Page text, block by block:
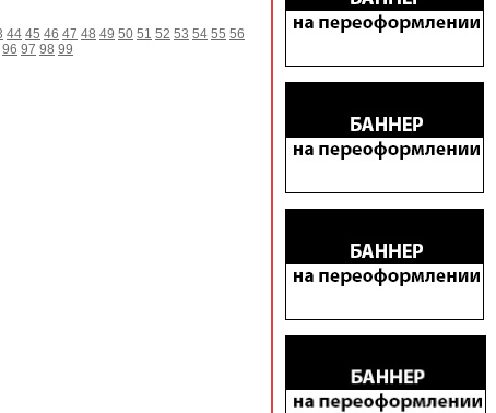
44 45 46 47 48 49 50 51 52 53 54 55 56
96 97 98 99